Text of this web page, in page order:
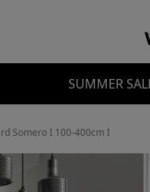
SUMMER
Somero I 100-400cm I